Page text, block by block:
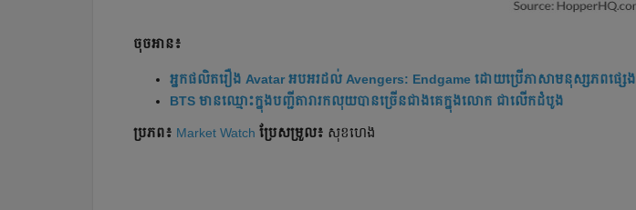
ចុចអាន៖
អ្នក​​ផលិត​រឿង Avatar អបអរ​ដល់​ Avengers: Endgame ដោយ​ប្រើ​ភាសា​មនុស្ស​ភព​ផ្សេង
BTS មានឈ្មោះក្នុងបញ្ជីតារារកលុយបានច្រើនជាងគេក្នុងលោក ជាលើកដំបូង
ប្រភព៖ Market Watch ប្រែ​សម្រួល៖ សុខហេង